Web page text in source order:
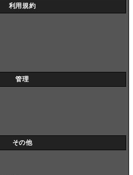
利用規約
管理
その他